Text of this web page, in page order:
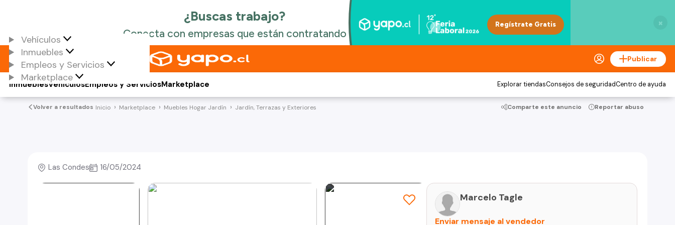
×
Vehículos
Inmuebles
Empleos y Servicios
Marketplace
Publicar
Vehículos
Inmuebles Empleos y ServiciosMarketplace Explorar tiendasConsejos de seguridadCentro de ayuda
Volver a resultados Inicio Marketplace Muebles Hogar Jardín Jardín, Terrazas y Exteriores Comparte este anuncio Reportar abuso
Las Condes 16/05/2024
Marcelo Tagle
Enviar mensaje al vendedor